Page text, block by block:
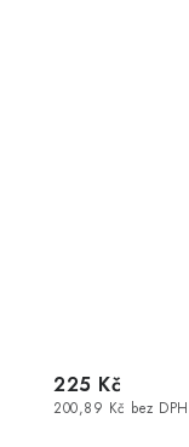
200,89 Kč bez DPH
225 Kč